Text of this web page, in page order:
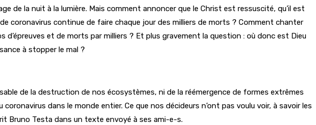
de la nuit à la lumière. Mais comment annoncer que le Christ est ressuscité, qu’il est
coronavirus continue de faire chaque jour des milliers de morts ? Comment chanter
d’épreuves et de morts par milliers ? Et plus gravement la question : où donc est Dieu
à stopper le mal ?
de la destruction de nos écosystèmes, ni de la réémergence de formes extrêmes
dans le monde entier. Ce que nos décideurs n’ont pas voulu voir, à savoir les
Bruno Testa dans un texte envoyé à ses ami-e-s.